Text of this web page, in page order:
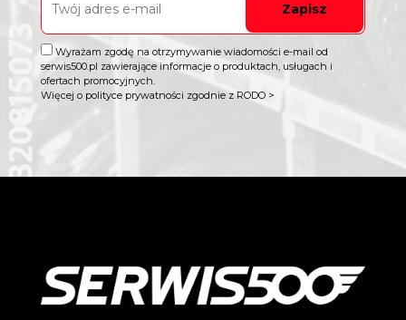
Zapisz
Wyrażam zgodę na otrzymywanie wiadomości e-mail od
serwis500.pl zawierające informacje o produktach, usługach i
ofertach promocyjnych.
Więcej o polityce prywatności zgodnie z RODO >